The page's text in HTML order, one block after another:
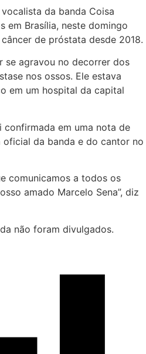
da banda Coisa
em Brasília, neste domingo
de próstata desde 2018.
se agravou no decorrer dos
nos ossos. Ele estava
em um hospital da capital
em uma nota de
oficial da banda e do cantor no
comunicamos a todos os
amado Marcelo Sena”, diz
não foram divulgados.